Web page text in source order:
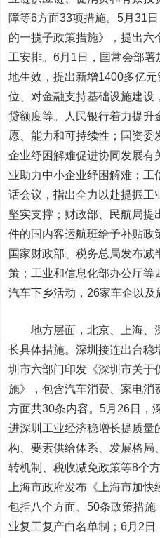
障等6方面33项措施。5月31
的一揽子政策措施》，提出六
工安排。6月1日， 国常会部署
地生效，提出新增1400多亿
位、对金融支持基础设施建设
贷额度等。人民银行着力提升
愿、能力和可持续性； 国资委
企业纾困解难促进协同发展有
业助力中小企业纾困解难； 工
话会议，指出全力以赴提振工
坚实支撑； 财政部、民航局提
件的国内客运航班给予补贴政
国家财政部、税务总局发布减
策； 工业和信息化部办公厅等
汽车下乡活动，26家车企以及
地方层面，北京、上海、
长具体措施。深圳接连出台稳
圳市六部门印发《深圳市关于
施》，包含汽车消费、家电消
方面共30条内容。5月26日，
进深圳工业经济稳增长提质量
构、要素供给体系、发展格局
转机制、税收减免政策等8个
上海市政府发布《上海市加快
包括八个方面、50条政策措
业复工复产白名单制；6月2